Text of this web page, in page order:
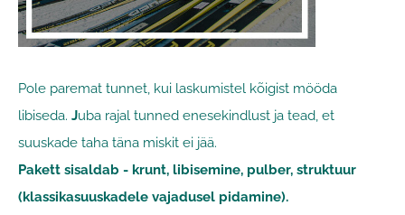
Pole paremat tunnet, kui laskumistel kõigist mööda
libiseda. Juba rajal tunned enesekindlust ja tead, et
suuskade taha täna miskit ei jää.
Pakett sisaldab - krunt, libisemine, pulber, struktuur
(klassikasuuskadele vajadusel pidamine).